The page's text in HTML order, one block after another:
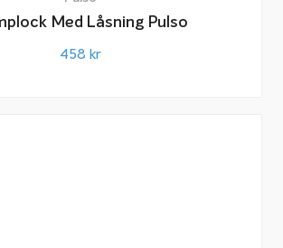
Med Låsning Pulso
458 kr